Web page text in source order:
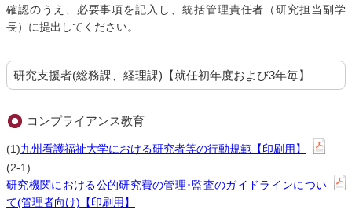
確認のうえ、必要事項を記入し、統括管理責任者（研究担当副学
長）に提出してください。
研究支援者(総務課、経理課)【就任初年度および3年毎】
コンプライアンス教育
(1)九州看護福祉大学における研究者等の行動規範【印刷用】
(2-1)
研究機関における公的研究費の管理･監査のガイドラインについ
て(管理者向け)【印刷用】